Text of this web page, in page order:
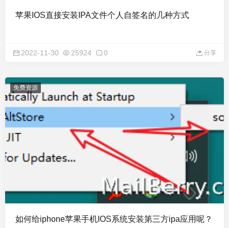
苹果IOS直接安装IPA文件个人自签名的几种方式
2022-11-30 25924 0 分享
免费资源
如何给iphone苹果手机IOS系统安装第三方ipa应用呢？